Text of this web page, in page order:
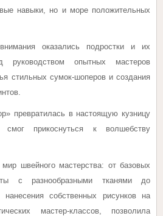
навыки, но и море положительных
оказались подростки и их
руководством опытных мастеров
стильных сумок-шоперов и создания
превратилась в настоящую кузницу
прикоснуться к волшебству
мир швейного мастерства: от базовых
с разнообразными тканями до
собственных рисунков на
мастер-классов, позволила